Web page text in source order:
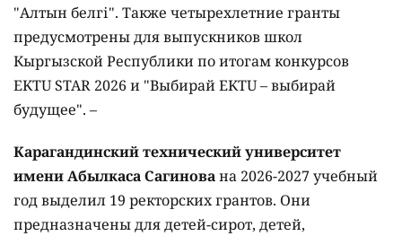
"Алтын белгі". Также четырехлетние гранты
предусмотрены для выпускников школ
Кыргызской Республики по итогам конкурсов
EKTU STAR 2026 и "Выбирай EKTU – выбирай
будущее". –
Карагандинский технический университет
имени Абылкаса Сагинована 2026-2027 учебный
год выделил 19 ректорских грантов. Они
предназначены для детей-сирот, детей,